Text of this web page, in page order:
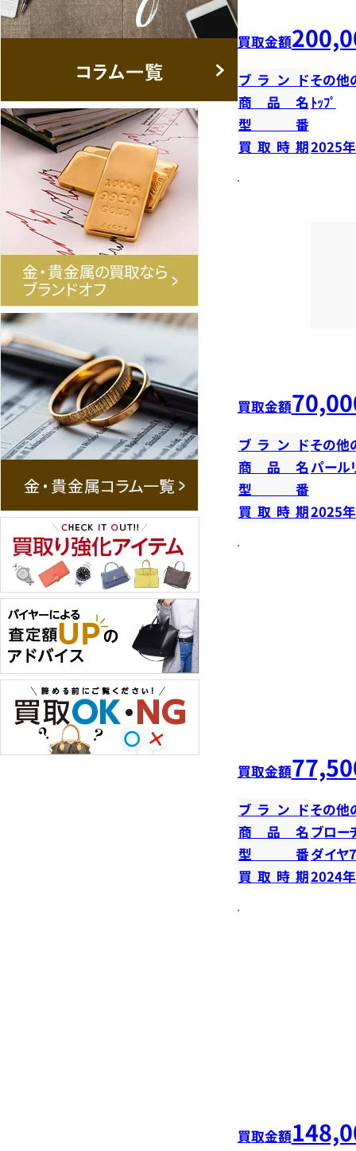
買取金額
ブランドその他
商品名 ﾄｯﾌﾟ
型番
買取時期2025
買取金額
ブランドその他
商品名 パール
型番
買取時期2025
買取金額
ブランドその他
商品名 ブロー
型番ダイヤ
買取時期2024
買取金額